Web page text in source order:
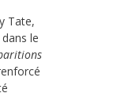
Tate,
le